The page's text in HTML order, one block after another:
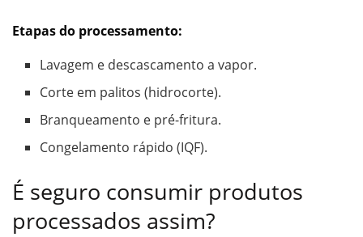
Etapas do processamento:
Lavagem e descascamento a vapor.
Corte em palitos (hidrocorte).
Branqueamento e pré-fritura.
Congelamento rápido (IQF).
É seguro consumir produtos
processados assim?